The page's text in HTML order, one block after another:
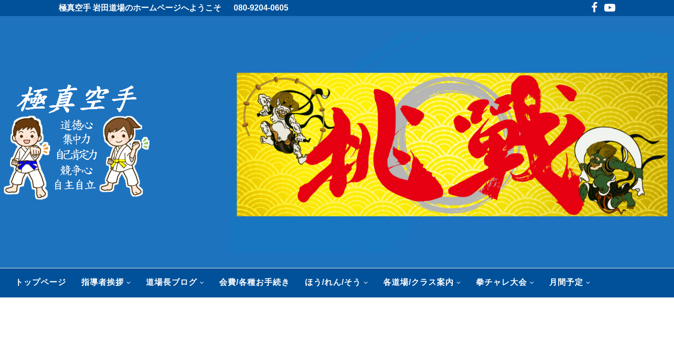
極真空手 岩田道場のホームページへようこそ 080-9204-0605
トップページ 指導者挨拶 道場長ブログ 会費/各種お手続き ほう/れん/そう 各道場/クラス案内 拳チャレ大会 月間予定